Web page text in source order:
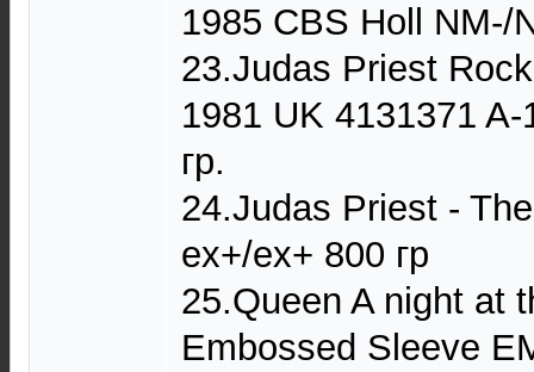
1985 CBS Holl NM-/
23.Judas Priest
1981 UK 4131371
гр.
24.Judas Priest -
ex+/ex+ 800 гр
25.Queen A night at
Embossed Sleeve